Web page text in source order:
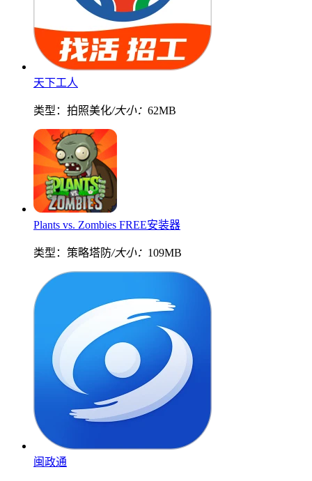
天下工人
类型：拍照美化/大小： 62MB
Plants vs. Zombies FREE安装器
类型：策略塔防/大小： 109MB
闽政通